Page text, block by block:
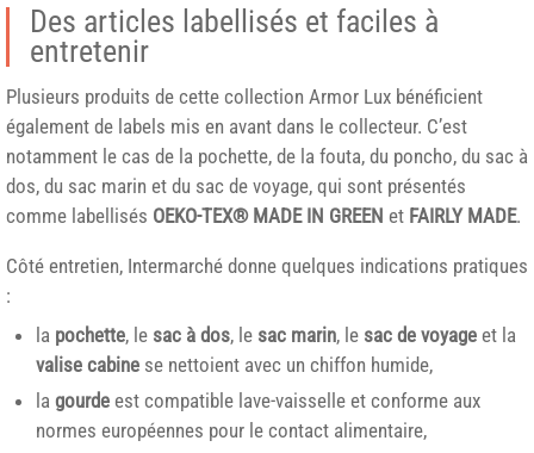
Des articles labellisés et faciles à
entretenir
Plusieurs produits de cette collection Armor Lux bénéficient
également de labels mis en avant dans le collecteur. C’est
notamment le cas de la pochette, de la fouta, du poncho, du sac à
dos, du sac marin et du sac de voyage, qui sont présentés
comme labellisés OEKO-TEX® MADE IN GREEN et FAIRLY MADE.
Côté entretien, Intermarché donne quelques indications pratiques
:
la pochette, le sac à dos, le sac marin, le sac de voyage et la
valise cabine se nettoient avec un chiffon humide,
la gourde est compatible lave-vaisselle et conforme aux
normes européennes pour le contact alimentaire,